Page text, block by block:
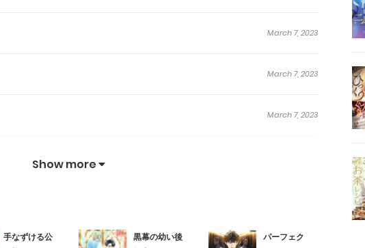
March 7, 2023
March 7, 2023
March 7, 2023
March 7, 2023
Show more
手なずける公
黒幕の幼い後
パーフェク